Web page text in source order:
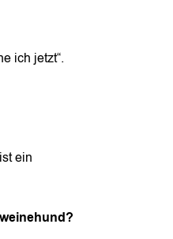
ich jetzt“.
ein